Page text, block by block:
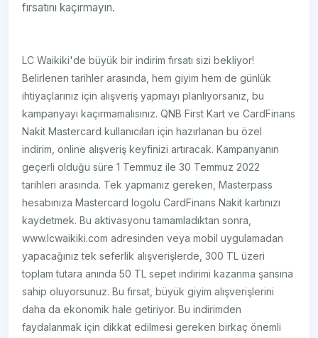
fırsatını kaçırmayın.
LC Waikiki'de büyük bir indirim fırsatı sizi bekliyor!
Belirlenen tarihler arasında, hem giyim hem de günlük
ihtiyaçlarınız için alışveriş yapmayı planlıyorsanız, bu
kampanyayı kaçırmamalısınız. QNB First Kart ve CardFinans
Nakit Mastercard kullanıcıları için hazırlanan bu özel
indirim, online alışveriş keyfinizi artıracak. Kampanyanın
geçerli olduğu süre 1 Temmuz ile 30 Temmuz 2022
tarihleri arasında. Tek yapmanız gereken, Masterpass
hesabınıza Mastercard logolu CardFinans Nakit kartınızı
kaydetmek. Bu aktivasyonu tamamladıktan sonra,
www.lcwaikiki.com adresinden veya mobil uygulamadan
yapacağınız tek seferlik alışverişlerde, 300 TL üzeri
toplam tutara anında 50 TL sepet indirimi kazanma şansına
sahip oluyorsunuz. Bu fırsat, büyük giyim alışverişlerini
daha da ekonomik hale getiriyor. Bu indirimden
faydalanmak için dikkat edilmesi gereken birkaç önemli